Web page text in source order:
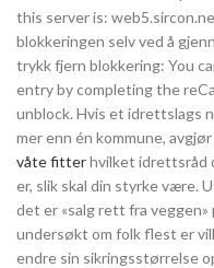
this server is:
blokkeringen selv ved å
trykk fjern blokkering: You
entry by completing the
unblock. Hvis et idrettslags
mer enn én kommune,
våte fitterhvilket idrettsråd
er, slik skal din styrke være.
det er «salg rett fra veggen»
undersøkt om folk flest er
endre sin sikringsstørrelse